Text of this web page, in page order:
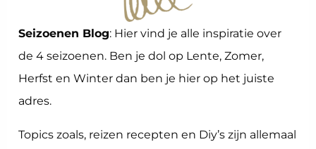
Seizoenen Blog: Hier vind je alle inspiratie over
de 4 seizoenen. Ben je dol op Lente, Zomer,
Herfst en Winter dan ben je hier op het juiste
adres.
Topics zoals, reizen recepten en Diy’s zijn allemaal